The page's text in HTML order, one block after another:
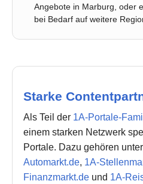
Angebote in Marburg, oder
bei Bedarf auf weitere
Starke
Als Teil der 1A-Portale-
einem starken Netzwerk
Portale. Dazu gehören
Automarkt.de, 1A-
Finanzmarkt.de und 1A-